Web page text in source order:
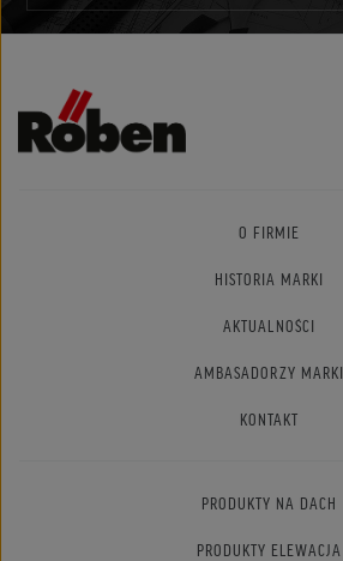
O FIRMIE
HISTORIA MARKI
AKTUALNOŚCI
AMBASADORZY MARKI
KONTAKT
PRODUKTY NA DACH
PRODUKTY ELEWACJA